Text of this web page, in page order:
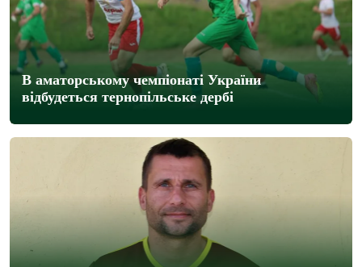
В аматорському чемпіонаті України
відбудеться тернопільське дербі